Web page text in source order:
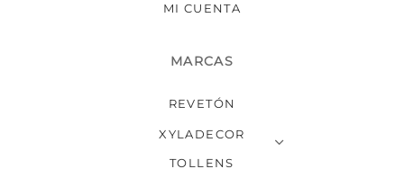
MI CUENTA
MARCAS
REVETÓN
XYLADECOR
TOLLENS